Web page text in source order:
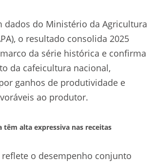
dados do Ministério da Agricultura
o resultado consolida 2025
da série histórica e confirma
da cafeicultura nacional,
ganhos de produtividade e
ao produtor.
têm alta expressiva nas receitas
o desempenho conjunto